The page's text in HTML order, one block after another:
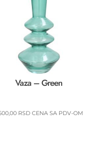
Vaza – Green
RSD CENA SA PDV-OM